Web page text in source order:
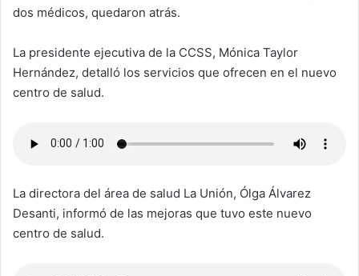
dos médicos, quedaron atrás.
La presidente ejecutiva de la CCSS, Mónica Taylor
Hernández, detalló los servicios que ofrecen en el nuevo
centro de salud.
La directora del área de salud La Unión, Ólga Álvarez
Desanti, informó de las mejoras que tuvo este nuevo
centro de salud.